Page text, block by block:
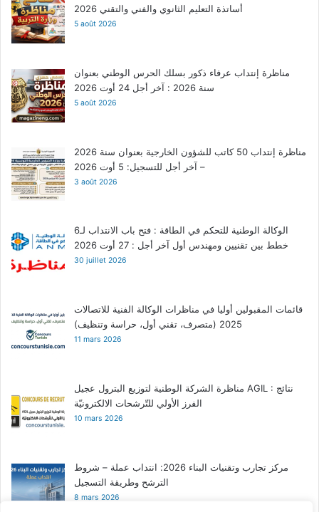
أساتذة التعليم الثانوي والفني والتقني 2026
5 août 2026
مناظرة إنتداب عرفاء ذكور بسلك الحرس الوطني بعنوان
سنة 2026 : آخر أجل 24 أوت 2026
5 août 2026
مناظرة إنتداب 50 كاتب للشؤون الخارجية بعنوان سنة 2026
– آخر أجل للتسجيل: 5 أوت 2026
3 août 2026
الوكالة الوطنية للتحكم في الطاقة : فتح باب الانتداب لـ6
خطط بين تقنيين ومهندس أول آخر أجل : 27 أوت 2026
30 juillet 2026
قائمات المقبولين أوليا في مناظرات الوكالة الفنية للاتصالات
2025 (متصرف، تقني أول، حراسة وتنظيف)
11 mars 2026
مناظرة الشركة الوطنية لتوزيع البترول عجيل AGIL : نتائج
الفرز الأولي للتّرشحات الالكترونيّة
10 mars 2026
مركز تجارب وتقنيات البناء 2026: انتداب عملة – شروط
الترشح وطريقة التسجيل
8 mars 2026